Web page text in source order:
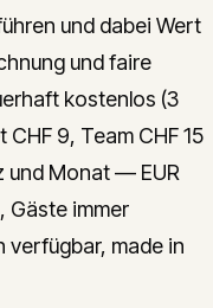
und dabei Wert
und faire
kostenlos (3
9, Team CHF 15
und Monat — EUR
Gäste immer
verfügbar, made in